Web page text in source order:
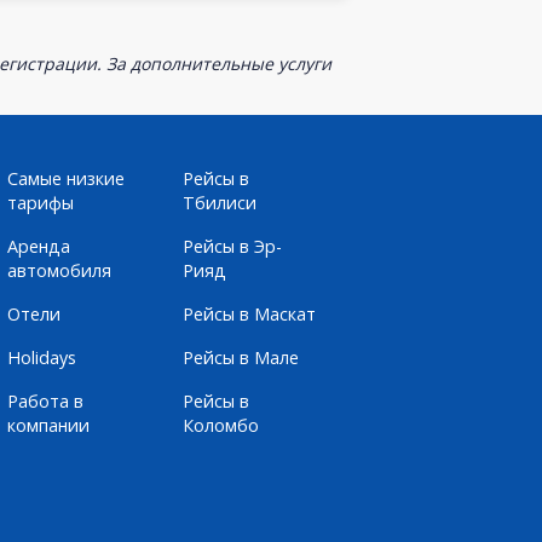
За дополнительные услуги
Самые низкие
тарифы
Аренда
автомобиля
Отели
Holidays
Работа в
компании
Рейсы в
Тбилиси
Рейсы в Эр-
Рияд
Рейсы в Маскат
Рейсы в Мале
Рейсы в
Коломбо